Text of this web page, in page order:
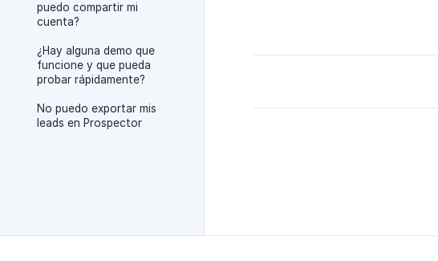
puedo compartir mi
cuenta?
¿Hay alguna demo que
funcione y que pueda
probar rápidamente?
No puedo exportar mis
leads en Prospector